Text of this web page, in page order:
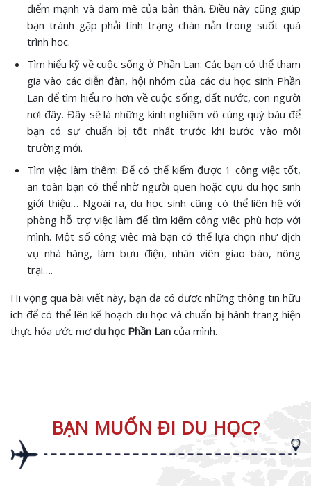
điểm mạnh và đam mê của bản thân. Điều này cũng giúp
bạn tránh gặp phải tình trạng chán nản trong suốt quá
trình học.
Tìm hiểu kỹ về cuộc sống ở Phần Lan: Các bạn có thể tham
gia vào các diễn đàn, hội nhóm của các du học sinh Phần
Lan để tìm hiểu rõ hơn về cuộc sống, đất nước, con người
nơi đây. Đây sẽ là những kinh nghiệm vô cùng quý báu để
bạn có sự chuẩn bị tốt nhất trước khi bước vào môi
trường mới.
Tìm việc làm thêm: Để có thể kiếm được 1 công việc tốt,
an toàn bạn có thể nhờ người quen hoặc cựu du học sinh
giới thiệu… Ngoài ra, du học sinh cũng có thể liên hệ với
phòng hỗ trợ việc làm để tìm kiếm công việc phù hợp với
mình. Một số công việc mà bạn có thể lựa chọn như dịch
vụ nhà hàng, làm bưu điện, nhân viên giao báo, nông
trại….
Hi vọng qua bài viết này, bạn đã có được những thông tin hữu
ích để có thể lên kế hoạch du học và chuẩn bị hành trang hiện
thực hóa ước mơdu học Phần Lan của mình.
BẠN MUỐN ĐI DU HỌC?